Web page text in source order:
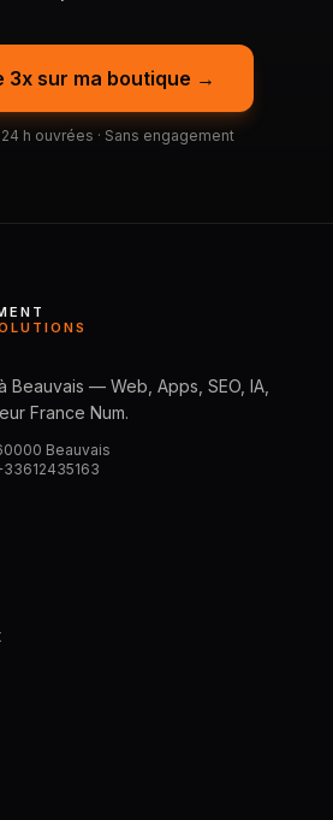
3x sur ma boutique →
h ouvrées · Sans engagement
Beauvais — Web, Apps, SEO, IA,
France Num.
Beauvais